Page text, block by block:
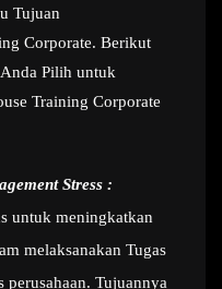
Tujuan
Corporate. Berikut
Pilih untuk
Training Corporate
Stress :
untuk meningkatkan
melaksanakan Tugas
Tujuannya